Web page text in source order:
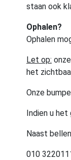
staan ook
Ophalen?
Ophalen
Let op:
het
Onze
Indien u
Naast
010